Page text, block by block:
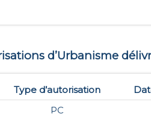
d’Urbanisme
Type d’autorisation
PC